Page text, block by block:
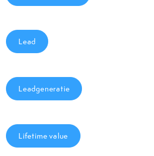
Lead
Leadgeneratie
Lifetime value